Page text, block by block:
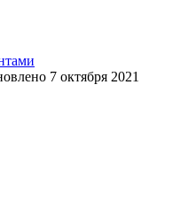
7 октября 2021